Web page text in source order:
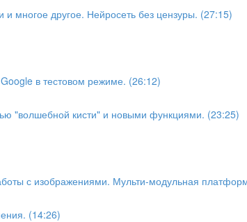
многое другое. Нейросеть без цензуры. (27:15)
в тестовом режиме. (26:12)
"волшебной кисти" и новыми функциями. (23:25)
с изображениями. Мульти-модульная
(14:26)